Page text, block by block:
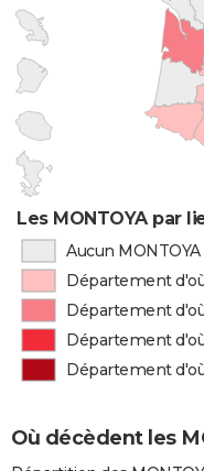
Les MONTOYA par
Aucun
Département
Département
Département
Département
Où décèdent les